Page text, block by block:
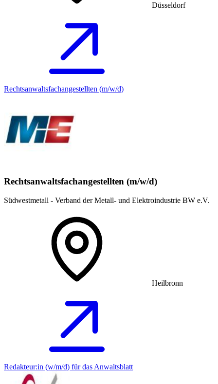
Düsseldorf
Rechtsanwaltsfachangestellten (m/w/d)
Rechtsanwaltsfachangestellten (m/w/d)
Südwestmetall - Verband der Metall- und Elektroindustrie BW e.V.
Heilbronn
Redakteur:in (w/m/d) für das Anwaltsblatt